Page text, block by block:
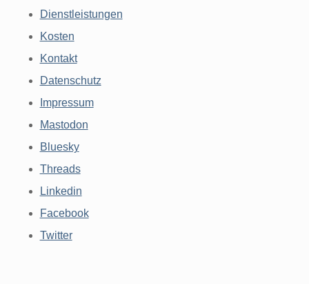
Dienstleistungen
Kosten
Kontakt
Datenschutz
Impressum
Mastodon
Bluesky
Threads
Linkedin
Facebook
Twitter